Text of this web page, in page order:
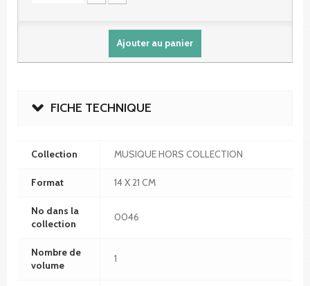
Ajouter au panier
FICHE TECHNIQUE
Collection MUSIQUE HORS COLLECTION
Format 14 X 21 CM
No dans la
collection
0046
Nombre de
volume
1